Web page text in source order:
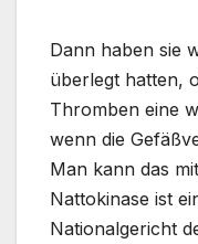
Dann haben sie
überlegt hatten,
Thromben eine
wenn die
Man kann das
Nattokinase ist
Nationalgericht